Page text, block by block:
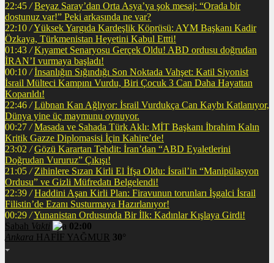
22:45 / Beyaz Saray’dan Orta Asya’ya şok mesaj: “Orada bir
dostunuz var!” Peki arkasında ne var?
22:10 /Yüksek Yargıda Kardeşlik Köprüsü: AYM Başkanı Kadir
Özkaya, Türkmenistan Heyetini Kabul Ettti!
01:43 / Kıyamet Senaryosu Gerçek Oldu! ABD ordusu doğrudan
İRAN’I vurmaya başladı!
00:10 / İnsanlığın Sığındığı Son Noktada Vahşet: Katil Siyonist
İsrail Mülteci Kampını Vurdu, Biri Çocuk 3 Can Daha Hayattan
Koparıldı!
22:46 / Lübnan Kan Ağlıyor: İsrail Vurdukça Can Kaybı Katlanıyor,
Dünya yine üç maymunu oynuyor.
00:27 / Masada ve Sahada Türk Aklı: MİT Başkanı İbrahim Kalın
Kritik Gazze Diplomasisi İçin Kahire’de!
23:02 / Gözü Karartan Tehdit: İran’dan “ABD Eyaletlerini
Doğrudan Vururuz” Çıkışı!
21:05 / Zihinlere Sızan Kirli El İfşa Oldu: İsrail’in “Manipülasyon
Ordusu” ve Gizli Müfredatı Belgelendi!
22:39 / Haddini Aşan Kirli Plan: Firavunun torunları İşgalci İsrail
Filistin’de Ezanı Susturmaya Hazırlanıyor!
00:29 /Yunanistan Ordusunda Bir İlk: Kadınlar Kışlaya Girdi!
Sabah Vakti
02:00
Ankara HAFİF YAĞMUR 30°